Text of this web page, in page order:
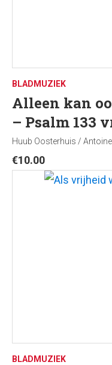
BLADMUZIEK
Alleen kan
– Psalm 133
Huub Oosterhuis /
€10.00
BLADMUZIEK